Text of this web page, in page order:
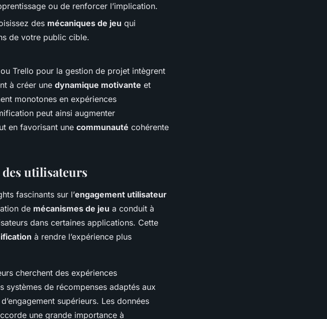
ou de renforcer l’implication.
des mécaniques de jeu qui
de votre public cible.
Trello pour la gestion de projet intègrent
à créer une dynamique motivante et
monotones en expériences
peut ainsi augmenter
en favorisant une communauté cohérente
des utilisateurs
fascinants sur l’engagement utilisateur
de mécanismes de jeu a conduit à
dans certaines applications. Cette
à rendre l’expérience plus
cherchent des expériences
systèmes de récompenses adaptés aux
supérieurs. Les données
une grande importance à